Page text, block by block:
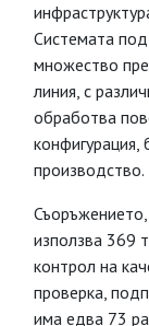
Системата
множество
линия, с
обработва
конфигурация,
производство.
използва 369
контрол на
проверка,
има едва 73